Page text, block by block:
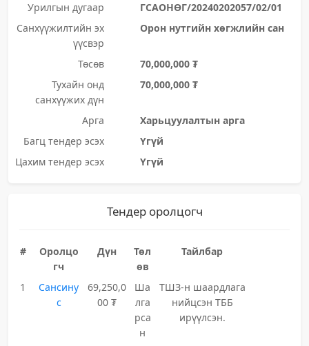
Урилгын дугаар
ГСАОНӨГ/20240202057/02/01
Санхүүжилтийн эх
үүсвэр
Орон нутгийн хөгжлийн сан
Төсөв
70,000,000 ₮
Тухайн онд
санхүүжих дүн
70,000,000 ₮
Арга
Харьцуулалтын арга
Багц тендер эсэх
Үгүй
Цахим тендер эсэх
Үгүй
Тендер оролцогч
#
Оролцо
гч
Дүн
Төл
өв
Тайлбар
1
Сансину
с
69,250,0
00 ₮
Ша
лга
рса
н
ТШЗ-н шаардлага
нийцсэн ТББ
ирүүлсэн.